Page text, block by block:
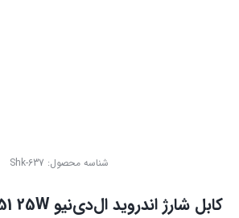
شناسه محصول: Shk-637
کابل شارژ اندروید ال‌دی‌نیو LDNIO LS851 25W